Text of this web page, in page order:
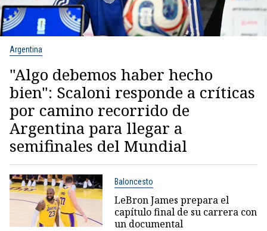
Argentina
"Algo debemos haber hecho
bien": Scaloni responde a críticas
por camino recorrido de
Argentina para llegar a
semifinales del Mundial
Baloncesto
LeBron James prepara el
capítulo final de su carrera con
un documental